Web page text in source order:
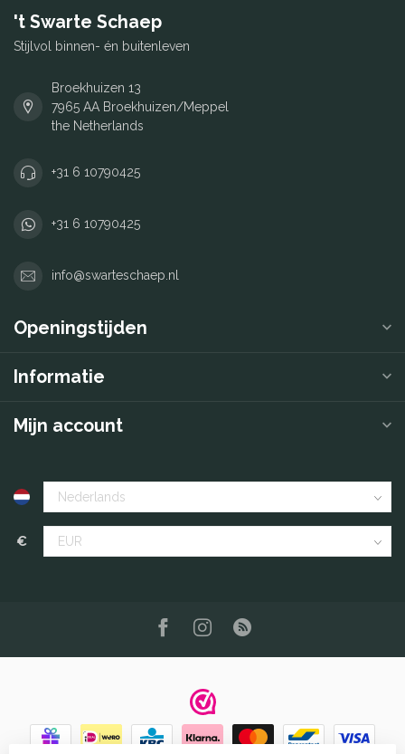
't Swarte Schaep
Stijlvol binnen- én buitenleven
Broekhuizen 13
7965 AA Broekhuizen/Meppel
the Netherlands
+31 6 10790425
+31 6 10790425
info@swarteschaep.nl
Openingstijden
Informatie
Mijn account
€